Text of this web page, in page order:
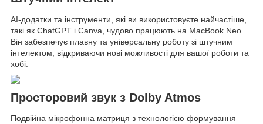
AI-додатки та інструменти, які ви використовуєте найчастіше,
такі як ChatGPT і Canva, чудово працюють на MacBook Neo.
Він забезпечує плавну та універсальну роботу зі штучним
інтелектом, відкриваючи нові можливості для вашої роботи та
хобі.
Просторовий звук з Dolby Atmos
Подвійна мікрофонна матриця з технологією формування